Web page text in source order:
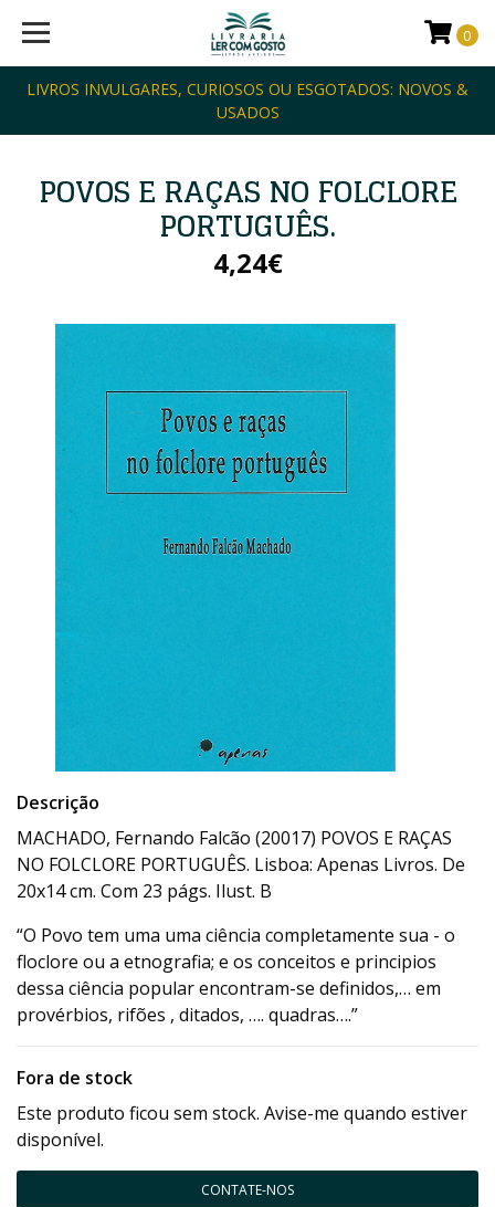
LIVROS INVULGARES, CURIOSOS OU ESGOTADOS: NOVOS &
USADOS
0
POVOS E RAÇAS NO FOLCLORE
PORTUGUÊS.
4,24€
Descrição
MACHADO, Fernando Falcão (20017) POVOS E RAÇAS
NO FOLCLORE PORTUGUÊS. Lisboa: Apenas Livros. De
20x14 cm. Com 23 págs. Ilust. B
“O Povo tem uma uma ciência completamente sua - o
floclore ou a etnografia; e os conceitos e principios
dessa ciência popular encontram-se definidos,… em
provérbios, rifões , ditados, …. quadras….”
Fora de stock
Este produto ficou sem stock. Avise-me quando estiver
disponível.
CONTATE-NOS